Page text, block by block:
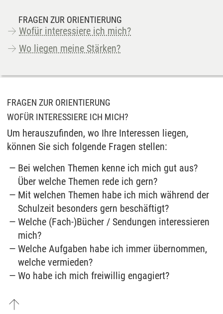
FRAGEN ZUR ORIENTIERUNG
Wofür interessiere ich mich?
Wo liegen meine Stärken?
FRAGEN ZUR ORIENTIERUNG
WOFÜR INTERESSIERE ICH MICH?
Um herauszufinden, wo Ihre Interessen liegen,
können Sie sich folgende Fragen stellen:
Bei welchen Themen kenne ich mich gut aus?
Über welche Themen rede ich gern?
Mit welchen Themen habe ich mich während der
Schulzeit besonders gern beschäftigt?
Welche (Fach-)Bücher / Sendungen interessieren
mich?
Welche Aufgaben habe ich immer übernommen,
welche vermieden?
Wo habe ich mich freiwillig engagiert?